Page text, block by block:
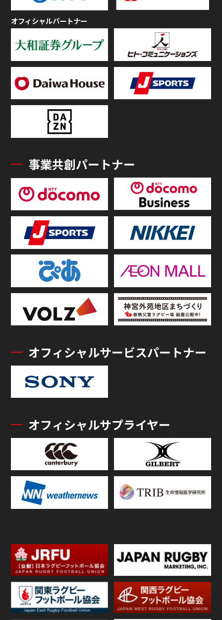
オフィシャルパートナー
事業共創パートナー
オフィシャルサービスパートナー
オフィシャルサプライヤー